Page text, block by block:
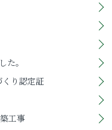
た。
り認定証
工事